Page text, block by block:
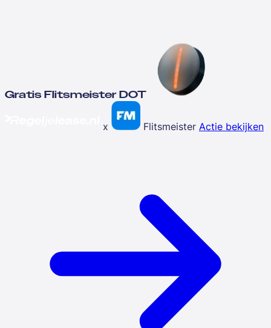
Gratis Flitsmeister DOT
x Flitsmeister Actie bekijken